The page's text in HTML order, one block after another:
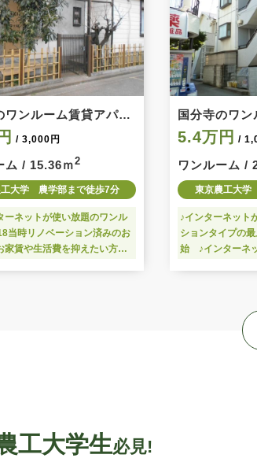
ワンルーム賃貸アパー
/ 3,000円
ム / 15.36ｍ2
大学 農学部まで徒歩7分
ーネットが使い放題のワンル
当時リノベーション済みのお
家賃や生活費を抑えたい方に
国分寺のワ
ョン
5.4万円 /
ワンルーム /
東京農工大
♪インターネット
ションタイプの
始 ♪インターネ
工大学生必見!